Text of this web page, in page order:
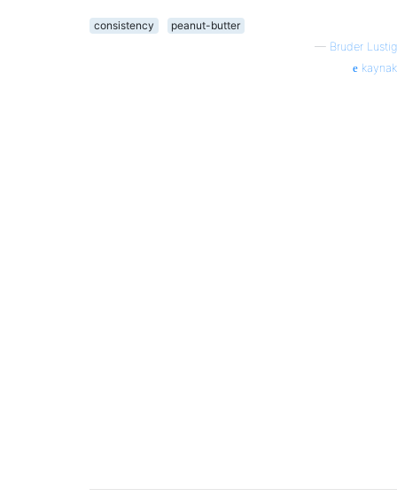
consistency
peanut-butter
— Bruder Lustig
kaynak